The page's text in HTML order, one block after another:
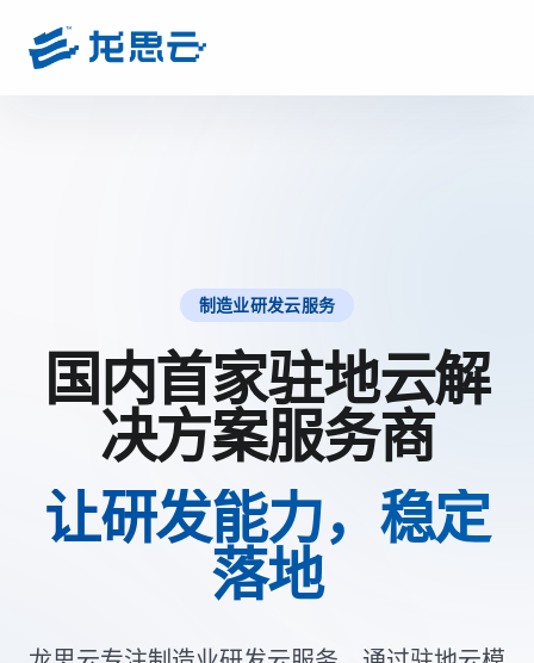
制造业研发云服务
国内首家驻地云解
决方案服务商
让研发能力，稳定
落地